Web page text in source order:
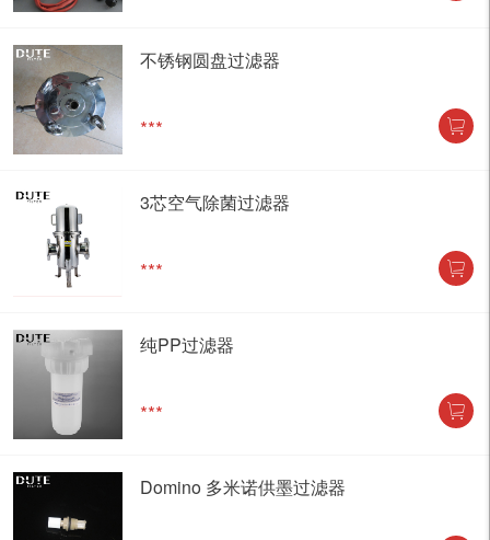
不锈钢圆盘过滤器
***
3芯空气除菌过滤器
***
纯PP过滤器
***
Domino 多米诺供墨过滤器